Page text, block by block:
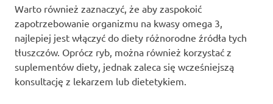
Warto również zaznaczyć, że aby zaspokoić
zapotrzebowanie organizmu na kwasy omega 3,
najlepiej jest włączyć do diety różnorodne źródła tych
tłuszczów. Oprócz ryb, można również korzystać z
suplementów diety, jednak zaleca się wcześniejszą
konsultację z lekarzem lub dietetykiem.